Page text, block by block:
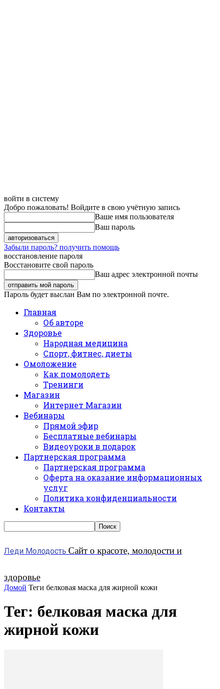
войти в систему
Добро пожаловать! Войдите в свою учётную запись
Ваше имя пользователя
Ваш пароль
Забыли пароль? получить помощь
восстановление пароля
Восстановите свой пароль
Ваш адрес электронной почты
Пароль будет выслан Вам по электронной почте.
Главная
Об авторе
Здоровье
Народная медицина
Спорт, фитнес, диеты
Омоложение
Как помолодеть
Тренинги
Магазин
Интернет Магазин
Вебинары
Прямой эфир
Бесплатные вебинары
Видеоуроки в подарок
Партнерская программа
Партнерская программа
Оферта на оказание информационных
услуг
Политика конфиденциальности
Контакты
Леди Молодость Сайт о красоте, молодости и
здоровье
Домой Теги белковая маска для жирной кожи
Тег: белковая маска для
жирной кожи